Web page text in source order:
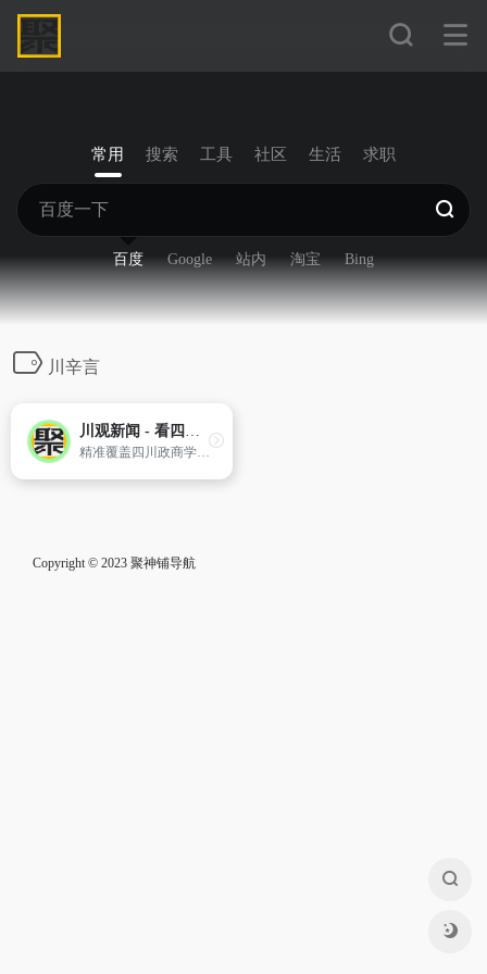
常用 搜索 工具 社区 生活 求职
百度 Google 站内 淘宝 Bing
川辛言
川观新闻 - 看四川，观天下
精准覆盖四川政商学界中高端人群，迅速成长为四川党政客户端和有影响力的区域外宣新平台。
Copyright © 2023 聚神铺导航